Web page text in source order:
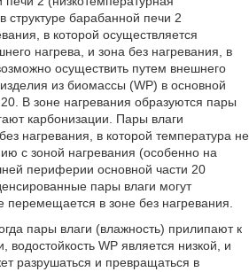
структуре барабанной печи 2
в которой осуществляется
нагрева, и зона без нагревания, в
осуществить путем внешнего
из биомассы (WP) в основной
В зоне нагревания образуются пары
карбонизации. Пары влаги
нагревания, в которой температура не
с зоной нагревания (особенно на
периферии основной части 20
пары влаги могут
перемещается в зоне без нагревания.
пары влаги (влажность) прилипают к
водостойкость WP является низкой, и
разрушаться и превращаться в